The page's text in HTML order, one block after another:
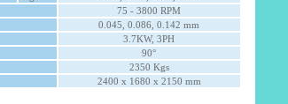
75 - 3800 RPM
0.045, 0.086, 0.142 mm
3.7KW, 3PH
90°
2350 Kgs
2400 x 1680 x 2150 mm